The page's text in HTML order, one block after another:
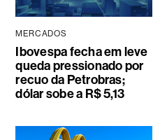
MERCADOS
Ibovespa fecha em leve
queda pressionado por
recuo da Petrobras;
dólar sobe a R$ 5,13